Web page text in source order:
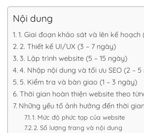
Nội dung
1. Giai đoạn khảo sát và lên kế hoạch
2. Thiết kế UI/UX (3 – 7 ngày)
3. Lập trình website (5 – 15 ngày)
4. Nhập nội dung và tối ưu SEO (2 –
5. Kiểm tra và bàn giao (1 – 3 ngày)
Thời gian hoàn thiện website theo
Những yếu tố ảnh hưởng đến thời
1. Mức độ phức tạp của website
2. Số lượng trang và nội dung